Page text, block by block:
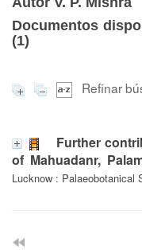
Documentos
(1)
Refinar
Further
of Mahuadanr,
Lucknow : Palaeobotanical